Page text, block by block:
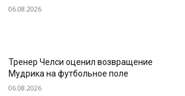
06.08.2026
Тренер Челси оценил возвращение
Мудрика на футбольное поле
06.08.2026